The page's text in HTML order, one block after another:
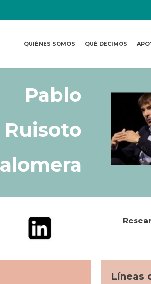
QUIÉNES SOMOS QUÉ DECIMOS
Pablo
Ruisoto
Líneas